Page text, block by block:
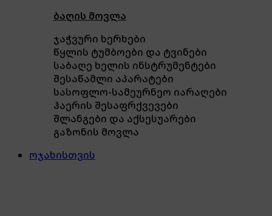
ბაღის მოვლა
ჯაჭვური ხერხები
წყლის ტუმბოები და ტვინები
საბაღე ხელის ინსტრუმენტები
შესაწამლი აპარატები
სასოფლო-სამეურნეო იარაღები
ჰაერის შესაფრქვევები
შლანგები და აქსესუარები
გაზონის მოვლა
ოჯახისთვის